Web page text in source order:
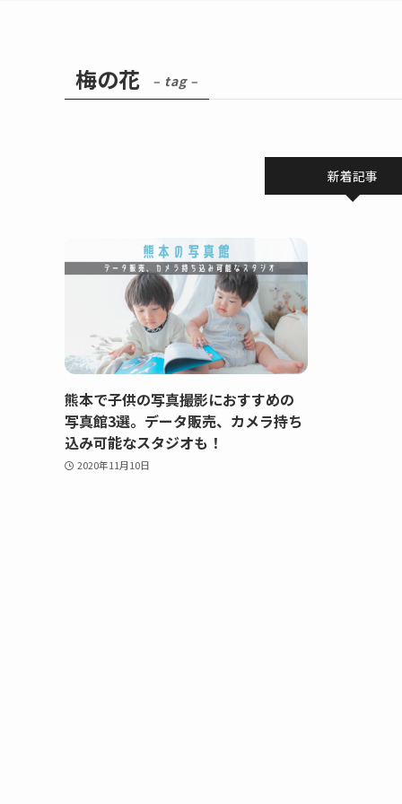
梅の花 – tag –
新着記事
熊本で子供の写真撮影におすすめの
写真館3選。データ販売、カメラ持ち
込み可能なスタジオも！
2020年11月10日